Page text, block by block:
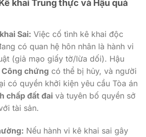
khai Trung thực và Hậu quả
Sai: Việc cố tình kê khai độc
có quan hệ hôn nhân là hành vi
(giả mạo giấy tờ/lừa dối). Hậu
chứng có thể bị hủy, và người
có quyền khởi kiện yêu cầu Tòa án
chấp đất đaivà tuyên bố quyền sở
tài sản.
Nếu hành vi kê khai sai gây